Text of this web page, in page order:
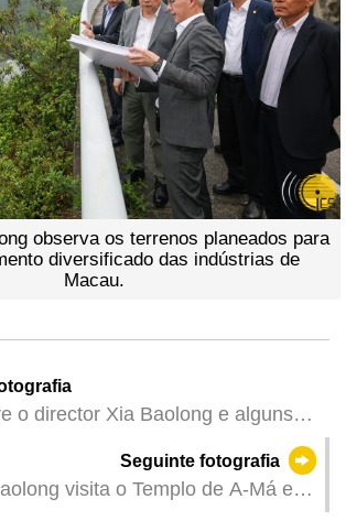
observa os terrenos planeados para
diversificado das indústrias de
Macau.
o director Xia Baolong e alguns
de Macau no Comité
Consultiva Política do
Seguinte fotografia
visita o Templo de A-Má e o